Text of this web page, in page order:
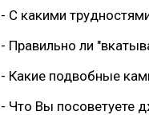
- С какими
- Правильно ли
- Какие подвобные
- Что Вы посоветуете